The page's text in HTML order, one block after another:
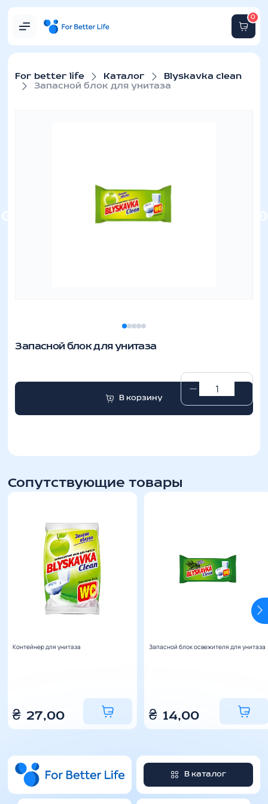
0
For better life Каталог
Blyskavka clean
Запасной блок для унитаза
Запасной блок для унитаза
Запасной
блок
количество
В корзину
Сопутствующие товары
Контейнер для унитаза
27,00
₴
Запасной блок освежителя для унитаза
14,00
₴
В каталог